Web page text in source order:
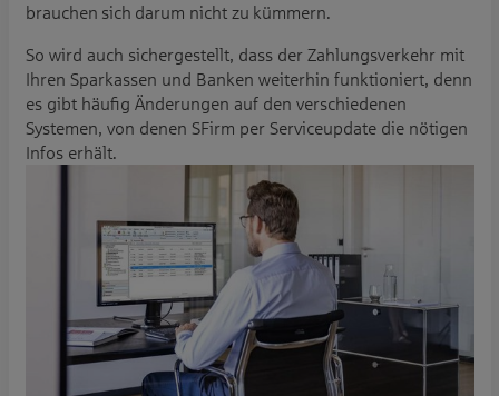
brauchen sich darum nicht zu kümmern.
So wird auch sichergestellt, dass der Zahlungsverkehr mit
Ihren Sparkassen und Banken weiterhin funktioniert, denn
es gibt häufig Änderungen auf den verschiedenen
Systemen, von denen SFirm per Serviceupdate die nötigen
Infos erhält.